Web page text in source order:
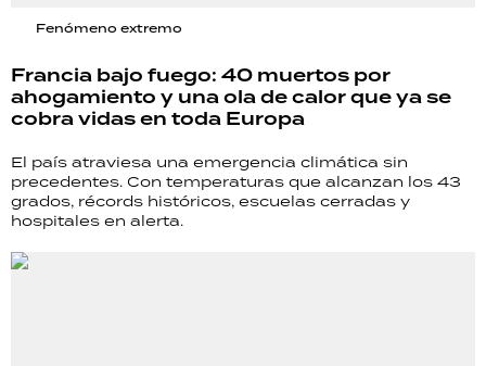
Fenómeno extremo
Francia bajo fuego: 40 muertos por
ahogamiento y una ola de calor que ya se
cobra vidas en toda Europa
El país atraviesa una emergencia climática sin
precedentes. Con temperaturas que alcanzan los 43
grados, récords históricos, escuelas cerradas y
hospitales en alerta.